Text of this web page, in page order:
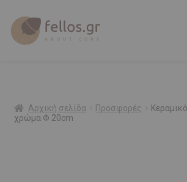
ABOUT US
Αρχική σελίδα Προσφορές
χρώμα Φ 20cm